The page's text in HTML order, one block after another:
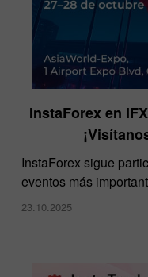
InstaForex en
​InstaForex sigue
eventos más
23.10.2025